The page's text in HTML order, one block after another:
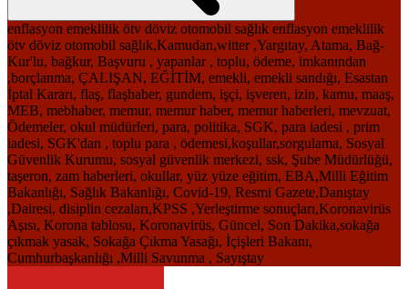
enflasyon emeklilik ötv döviz otomobil sağlık enflasyon emeklilik
ötv döviz otomobil sağlık,Kamudan,witter ,Yargıtay, Atama, Bağ-
Kur'lu, bağkur, Başvuru , yapanlar , toplu, ödeme, imkanından
,borçlanma, ÇALIŞAN, EĞİTİM, emekli, emekli sandığı, Esastan
İptal Kararı, flaş, flaşhaber, gundem, işçi, işveren, izin, kamu, maaş,
MEB, mebhaber, memur, memur haber, memur haberleri, mevzuat,
Ödemeler, okul müdürleri, para, politika, SGK, para iadesi , prim
iadesi, SGK'dan , toplu para , ödemesi,koşullar,sorgulama, Sosyal
Güvenlik Kurumu, sosyal güvenlik merkezi, ssk, Şube Müdürlüğü,
taşeron, zam haberleri, okullar, yüz yüze eğitim, EBA,Milli Eğitim
Bakanlığı, Sağlık Bakanlığı, Covid-19, Resmi Gazete,Danıştay
,Dairesi, disiplin cezaları,KPSS ,Yerleştirme sonuçları,Koronavirüs
Aşısı, Korona tablosu, Koronavirüs, Güncel, Son Dakika,sokağa
çıkmak yasak, Sokağa Çıkma Yasağı, İçişleri Bakanı,
Cumhurbaşkanlığı ,Milli Savunma , Sayıştay